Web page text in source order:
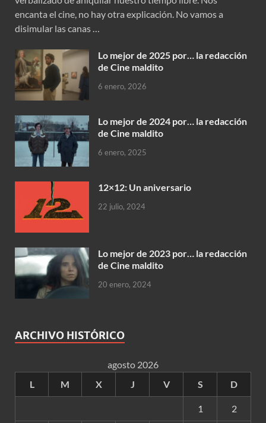
encanta el cine, no hay otra explicación. No vamos a
disimular las canas …
Lo mejor de 2025 por… la redacción
de Cine maldito
6 enero, 2026
Lo mejor de 2024 por… la redacción
de Cine maldito
6 enero, 2025
12×12: Un aniversario
22 julio, 2024
Lo mejor de 2023 por… la redacción
de Cine maldito
20 enero, 2024
ARCHIVO HISTÓRICO
agosto 2026
L
M X J V S D
1 2